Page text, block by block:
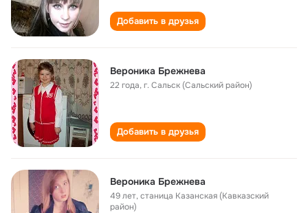
Добавить в друзья
Вероника Брежнева
22 года,г. Сальск (Сальский район)
Добавить в друзья
Вероника Брежнева
49 лет,станица Казанская (Кавказский
район)